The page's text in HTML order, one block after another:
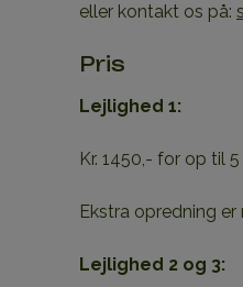
eller kontakt os på:
Pris
Lejlighed 1:
Kr. 1450,- for op til
Ekstra opredning er
Lejlighed 2 og 3: